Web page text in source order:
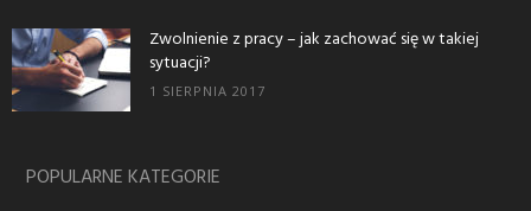
Zwolnienie z pracy – jak zachować się w takiej
sytuacji?
1 SIERPNIA 2017
POPULARNE KATEGORIE